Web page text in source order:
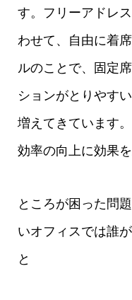
す。フリーアドレ
わせて、自由に着
ルのことで、固定
ションがとりやす
増えてきています
効率の向上に効果
ところが困った問
いオフィスでは誰
と